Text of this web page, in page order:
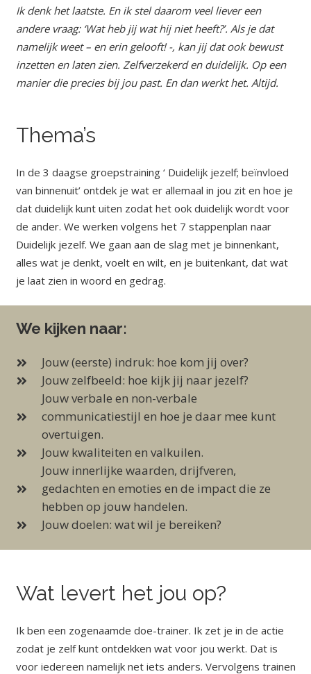
Ik denk het laatste. En ik stel daarom veel liever een
andere vraag: ‘Wat heb jij wat hij niet heeft?’. Als je dat
namelijk weet – en erin gelooft! -, kan jij dat ook bewust
inzetten en laten zien. Zelfverzekerd en duidelijk. Op een
manier die precies bij jou past. En dan werkt het. Altijd.
Thema’s
In de 3 daagse groepstraining ‘ Duidelijk jezelf; beïnvloed
van binnenuit’ ontdek je wat er allemaal in jou zit en hoe je
dat duidelijk kunt uiten zodat het ook duidelijk wordt voor
de ander. We werken volgens het 7 stappenplan naar
Duidelijk jezelf. We gaan aan de slag met je binnenkant,
alles wat je denkt, voelt en wilt, en je buitenkant, dat wat
je laat zien in woord en gedrag.
We kijken naar:
Jouw (eerste) indruk: hoe kom jij over?
Jouw zelfbeeld: hoe kijk jij naar jezelf?
Jouw verbale en non-verbale
communicatiestijl en hoe je daar mee kunt
overtuigen.
Jouw kwaliteiten en valkuilen.
Jouw innerlijke waarden, drijfveren,
gedachten en emoties en de impact die ze
hebben op jouw handelen.
Jouw doelen: wat wil je bereiken?
Wat levert het jou op?
Ik ben een zogenaamde doe-trainer. Ik zet je in de actie
zodat je zelf kunt ontdekken wat voor jou werkt. Dat is
voor iedereen namelijk net iets anders. Vervolgens trainen